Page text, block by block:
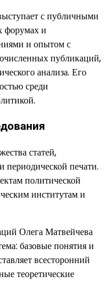
с публичными
форумах и
и опытом с
публикаций,
анализа. Его
среди
статей,
печати.
политической
институтам и
Олега Матвейчева
базовые понятия и
всесторонний
теоретические